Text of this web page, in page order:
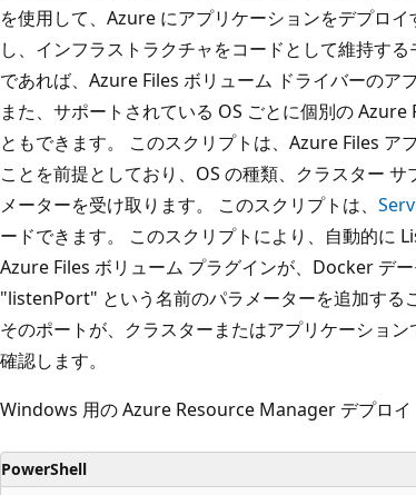
を使用して、Azure にアプリケーションをデプロ
し、インフラストラクチャをコードとして維持す
であれば、Azure Files ボリューム ドライバーのア
また、サポートされている OS ごとに個別の
ともできます。 このスクリプトは、Azure Files ア
ことを前提としており、OS の種類、クラスター
メーターを受け取ります。 このスクリプトは、
ードできます。 このスクリプトにより、自動的に
Azure Files ボリューム プラグインが、Docker デ
"listenPort" という名前のパラメーターを追加する
そのポートが、クラスターまたはアプリケーショ
確認します。
Windows 用の Azure Resource Manager デプロイ
PowerShell